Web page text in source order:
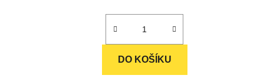
hvězdiček.
DO KOŠÍKU